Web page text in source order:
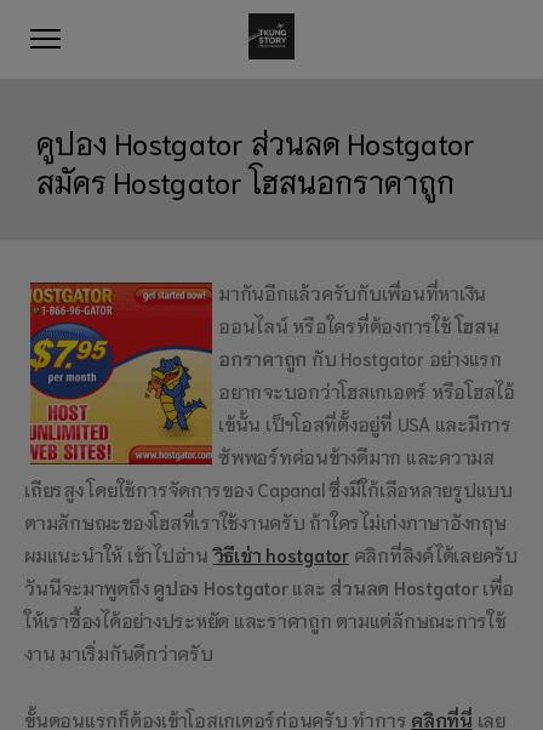
คูปอง Hostgator ส่วนลด Hostgator
สมัคร Hostgator โฮสนอกราคาถูก
มากันอีกแล้วครับกับเพื่อนที่หาเงิน
ออนไลน์ หรือใครที่ต้องการใช้โฮสน
อกราคาถูก กับ Hostgator อย่างแรก
อยากจะบอกว่าโฮสเกเอตร์ หรือโฮสไอ้
เข้นั้น เป็ฯโอสที่ตั้งอยู่ที่ USA และมีการ
ซัพพอร์ทค่อนข้างดีมาก และความส
เถียรสูง โดยใช้การจัดการของ Capanal ซึ่งมีใก้เลือหลายรูปแบบ
ตามลักษณะของโฮสที่เราใช้งานครับ ถ้าใครไม่เก่งภาษาอังกฤษ
ผมแนะนำให้ เข้าไปอ่านวิธีเช่า hostgatorคลิกที่ลิงค์ได้เลยครับ
วันนีจะมาพูดถึง คูปอง Hostgatorและ ส่วนลด Hostgatorเพื่อ
ให้เราซื้องได้อย่างประหยัด และราคาถูก ตามแต่ลักษณะการใช้
งาน มาเริ่มกันดีกว่าครับ
ขั้นตอนแรกก็ต้องเข้าโอสเกเตอร์ก่อนครับ ทำการ คลิกที่นี่ เลย